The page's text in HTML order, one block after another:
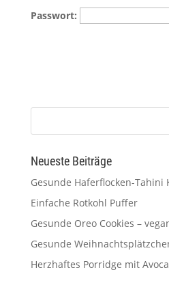
Passwort:
Neueste Beiträge
Gesunde Haferflocken-Tahini
Einfache Rotkohl Puffer
Gesunde Oreo Cookies –
Gesunde
Herzhaftes Porridge mit